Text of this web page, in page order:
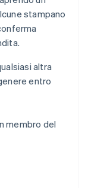
stampano
altra
entro
membro del